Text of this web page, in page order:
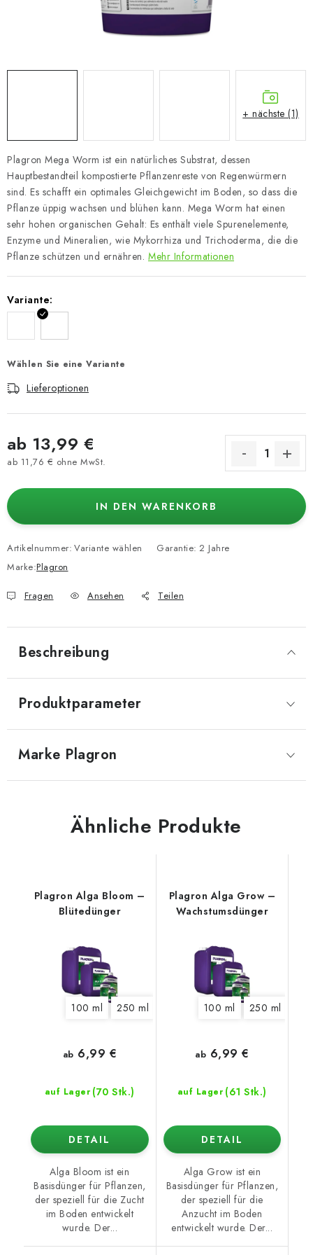
Plagron Mega Worm ist ein natürliches Substrat, dessen
Hauptbestandteil kompostierte Pflanzenreste von Regenwürmern
sind. Es schafft ein optimales Gleichgewicht im Boden, so dass die
Pflanze üppig wachsen und blühen kann. Mega Worm hat einen
sehr hohen organischen Gehalt: Es enthält viele Spurenelemente,
Enzyme und Mineralien, wie Mykorrhiza und Trichoderma, die die
Pflanze schützen und ernähren. Mehr Informationen
Variante:
Wählen Sie eine Variante
Lieferoptionen
ab 13,99 €
ab 11,76 € ohne MwSt.
IN DEN WARENKORB
Artikelnummer: Variante wählen
Marke:Plagron
Garantie: 2 Jahre
Fragen Ansehen Teilen
+ nächste (1)
Beschreibung
Produktparameter
Marke Plagron
Ähnliche Produkte
Plagron Alga Bloom –
Blütedünger
100 ml 250 ml 1 l 5 l 10 l
auf Lager (70 Stk.)
ab 6,99 €
DETAIL
Alga Bloom ist ein
Basisdünger für Pflanzen,
der speziell für die Zucht
im Boden entwickelt
wurde. Der...
Plagron Alga Grow –
Wachstumsdünger
100 ml 250 ml
auf Lager (61 Stk.)
ab 6,99 €
DETAIL
Alga Grow ist ein
Basisdünger für Pflanzen,
der speziell für die
Anzucht im Boden
entwickelt wurde. Der...